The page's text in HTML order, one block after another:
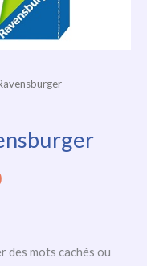
des mots cachés ou